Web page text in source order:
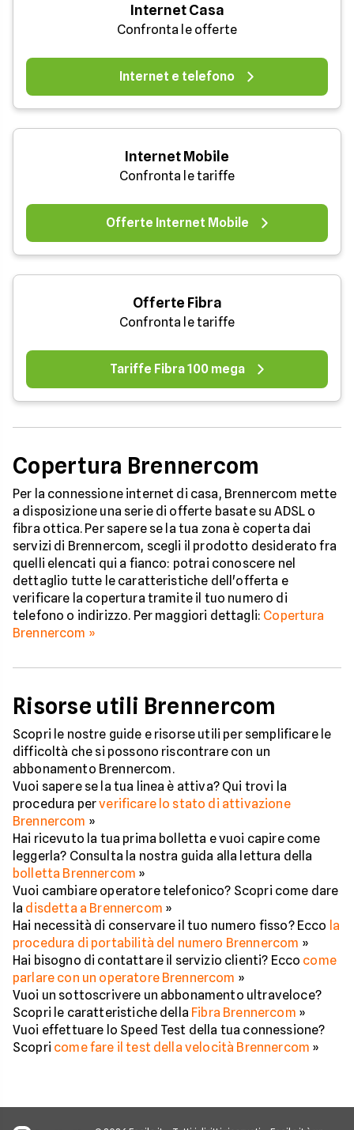
Internet Casa
Confronta le offerte
Internet e telefono
Internet Mobile
Confronta le tariffe
Offerte Internet Mobile
Offerte Fibra
Confronta le tariffe
Tariffe Fibra 100 mega
Copertura Brennercom
Per la connessione internet di casa, Brennercom mette
a disposizione una serie di offerte basate su ADSL o
fibra ottica. Per sapere se la tua zona è coperta dai
servizi di Brennercom, scegli il prodotto desiderato fra
quelli elencati qui a fianco: potrai conoscere nel
dettaglio tutte le caratteristiche dell'offerta e
verificare la copertura tramite il tuo numero di
telefono o indirizzo. Per maggiori dettagli: Copertura
Brennercom »
Risorse utili Brennercom
Scopri le nostre guide e risorse utili per semplificare le
difficoltà che si possono riscontrare con un
abbonamento Brennercom.
Vuoi sapere se la tua linea è attiva? Qui trovi la
procedura perverificare lo stato di attivazione
Brennercom »
Hai ricevuto la tua prima bolletta e vuoi capire come
leggerla? Consulta la nostra guida alla lettura della
bolletta Brennercom »
Vuoi cambiare operatore telefonico? Scopri come dare
la disdetta a Brennercom »
Hai necessità di conservare il tuo numero fisso? Ecco la
procedura di portabilità del numero Brennercom »
Hai bisogno di contattare il servizio clienti? Ecco come
parlare con un operatore Brennercom »
Vuoi un sottoscrivere un abbonamento ultraveloce?
Scopri le caratteristiche della Fibra Brennercom »
Vuoi effettuare lo Speed Test della tua connessione?
Scopri come fare il test della velocità Brennercom »